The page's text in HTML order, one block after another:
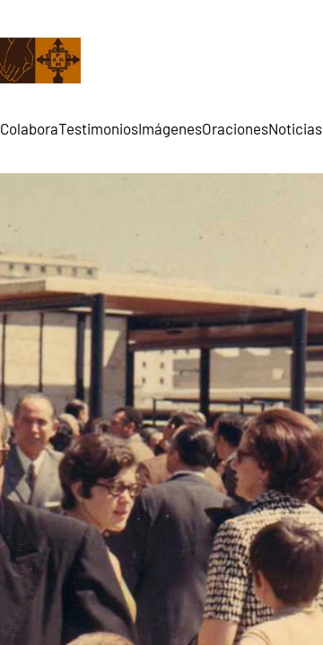
ColaboraTestimoniosImágenesOracionesNoticias